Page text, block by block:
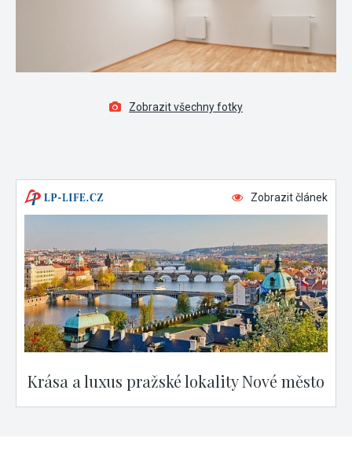
Zobrazit všechny fotky
Zobrazit článek
Krása a luxus pražské lokality Nové město